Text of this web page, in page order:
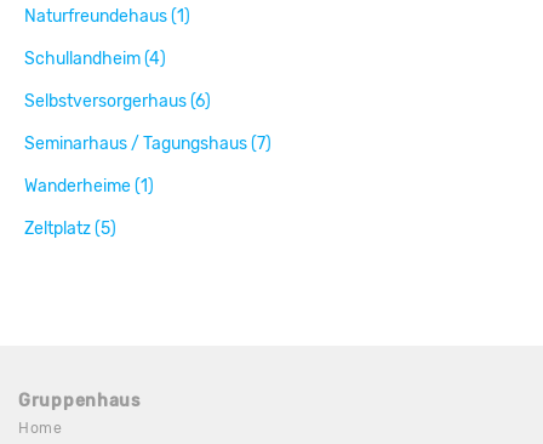
Naturfreundehaus (1)
Schullandheim (4)
Selbstversorgerhaus (6)
Seminarhaus / Tagungshaus (7)
Wanderheime (1)
Zeltplatz (5)
Gruppenhaus
Home